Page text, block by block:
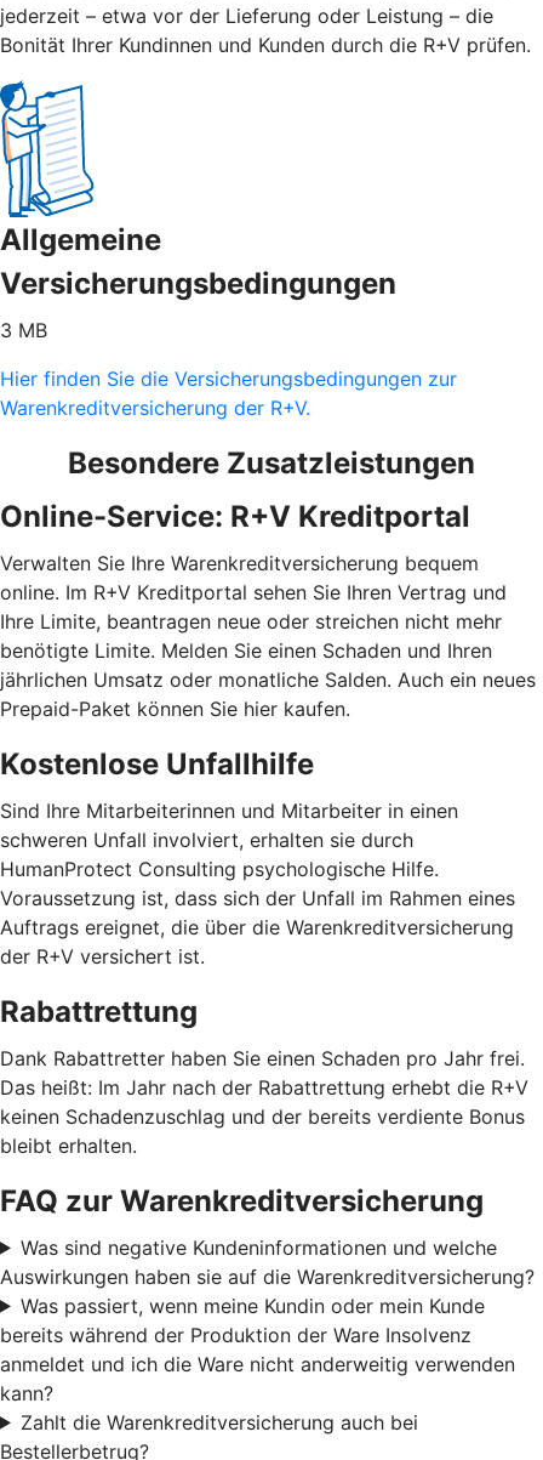
jederzeit – etwa vor der Lieferung oder Leistung – die
Bonität Ihrer Kundinnen und Kunden durch die R+V prüfen.
Allgemeine
Versicherungsbedingungen
3 MB
Hier finden Sie die Versicherungsbedingungen zur
Warenkreditversicherung der R+V.
Besondere Zusatzleistungen
Online-Service: R+V Kreditportal
Verwalten Sie Ihre Warenkreditversicherung bequem
online. Im R+V Kreditportal sehen Sie Ihren Vertrag und
Ihre Limite, beantragen neue oder streichen nicht mehr
benötigte Limite. Melden Sie einen Schaden und Ihren
jährlichen Umsatz oder monatliche Salden. Auch ein neues
Prepaid-Paket können Sie hier kaufen.
Kostenlose Unfallhilfe
Sind Ihre Mitarbeiterinnen und Mitarbeiter in einen
schweren Unfall involviert, erhalten sie durch
HumanProtect Consulting psychologische Hilfe.
Voraussetzung ist, dass sich der Unfall im Rahmen eines
Auftrags ereignet, die über die Warenkreditversicherung
der R+V versichert ist.
Rabattrettung
Dank Rabattretter haben Sie einen Schaden pro Jahr frei.
Das heißt: Im Jahr nach der Rabattrettung erhebt die R+V
keinen Schadenzuschlag und der bereits verdiente Bonus
bleibt erhalten.
FAQ zur Warenkreditversicherung
Was sind negative Kundeninformationen und welche
Auswirkungen haben sie auf die Warenkreditversicherung?
Was passiert, wenn meine Kundin oder mein Kunde
bereits während der Produktion der Ware Insolvenz
anmeldet und ich die Ware nicht anderweitig verwenden
kann?
Zahlt die Warenkreditversicherung auch bei
Bestellerbetrug?